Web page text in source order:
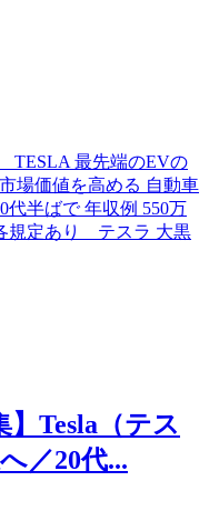
】Tesla（テス
／20代...